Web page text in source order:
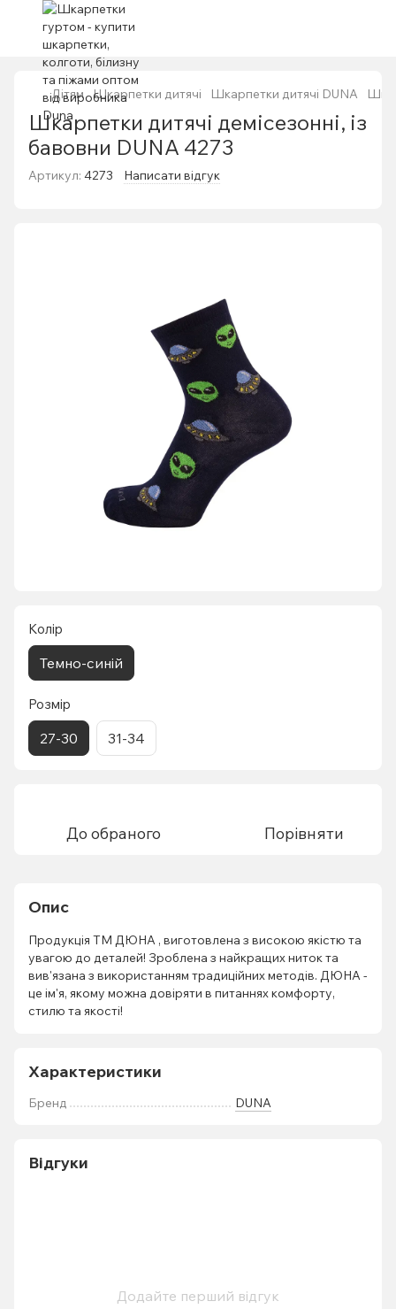
Дітям Шкарпетки дитячі Шкарпетки дитячі DUNA
Шкарпетки дитячі демісезонні, із
бавовни DUNA 4273
Артикул: 4273 Написати відгук
Колір
Темно-синій
Розмір
27-30 31-34
До обраного Порівняти
Опис
Продукція ТМ ДЮНА , виготовлена з високою якістю та
увагою до деталей! Зроблена з найкращих ниток та
вив'язана з використанням традиційних методів. ДЮНА -
це ім'я, якому можна довіряти в питаннях комфорту,
стилю та якості!
Характеристики
Бренд DUNA
Відгуки
Додайте перший відгук